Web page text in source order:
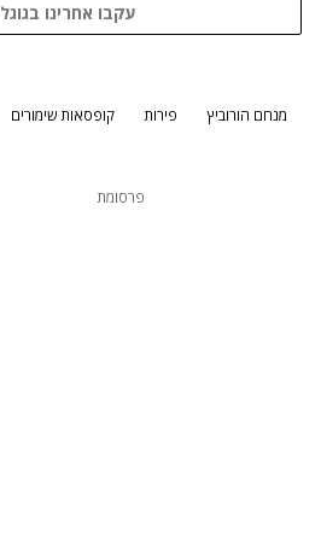
עקבו אחרינו בגוגל
מנחם הורוביץ פירות קופסאות שימורים
פרסומת